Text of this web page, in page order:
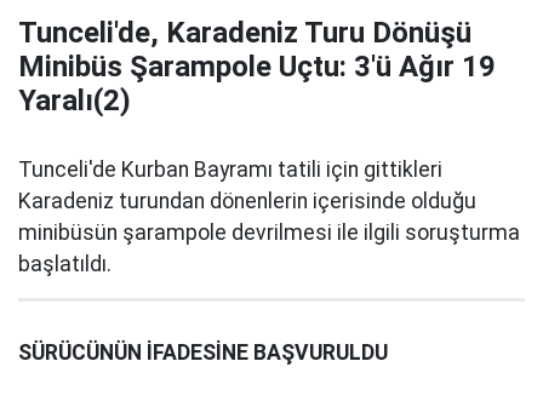
Tunceli'de, Karadeniz Turu Dönüşü
Minibüs Şarampole Uçtu: 3'ü Ağır 19
Yaralı(2)
Tunceli'de Kurban Bayramı tatili için gittikleri
Karadeniz turundan dönenlerin içerisinde olduğu
minibüsün şarampole devrilmesi ile ilgili soruşturma
başlatıldı.
SÜRÜCÜNÜN İFADESİNE BAŞVURULDU